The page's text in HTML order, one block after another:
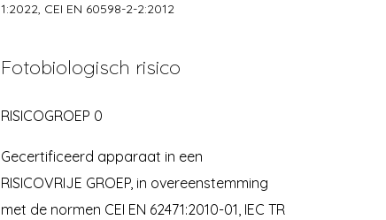
1:2022, CEI EN 60598-2-2:2012
Fotobiologisch risico
RISICOGROEP 0
Gecertificeerd apparaat in een
RISICOVRIJE GROEP, in overeenstemming
met de normen CEI EN 62471:2010-01, IEC TR